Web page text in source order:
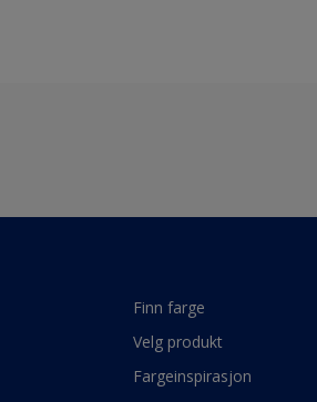
Finn farge
Velg produkt
Fargeinspirasjon